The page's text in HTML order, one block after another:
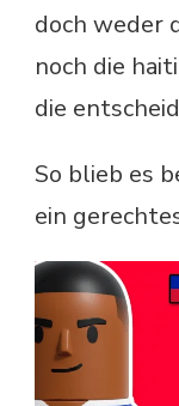
doch weder
noch die
die
So blieb es
ein